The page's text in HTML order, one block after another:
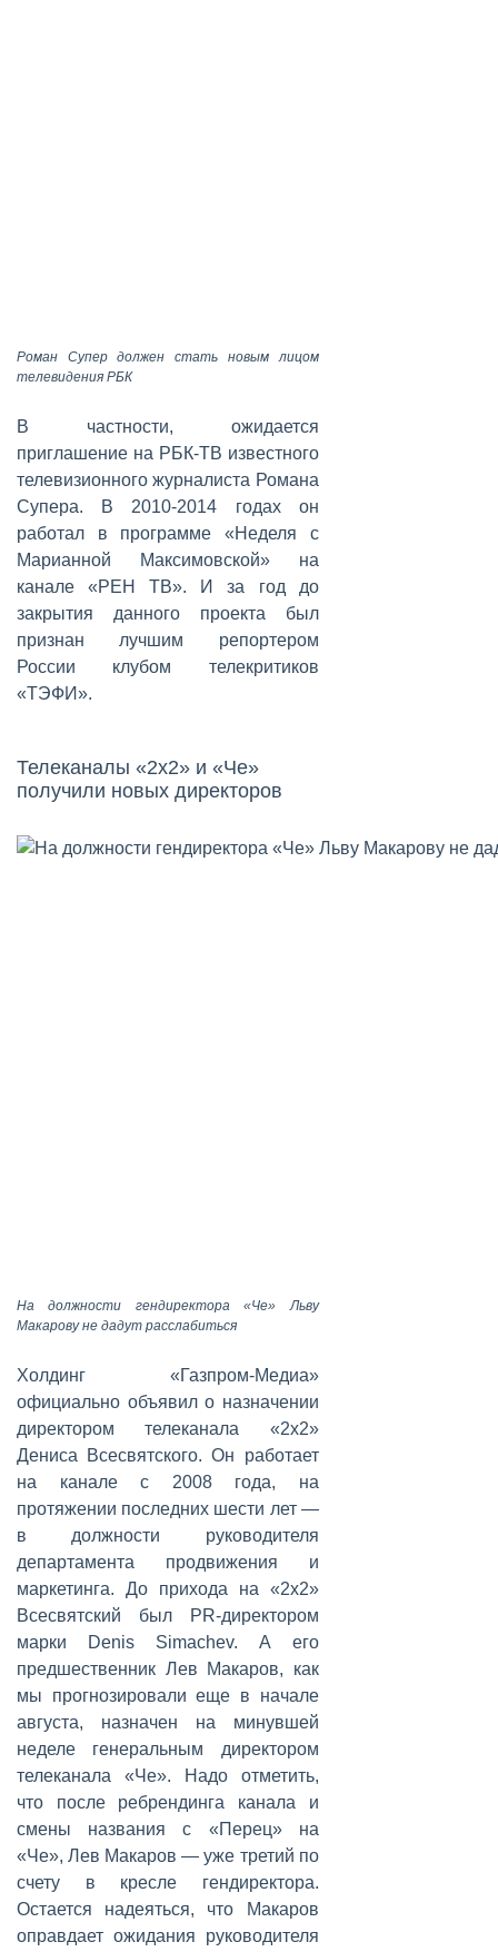
Роман Супер должен стать новым лицом
телевидения РБК
В частности, ожидается
приглашение на РБК-ТВ известного
телевизионного журналиста Романа
Супера. В 2010-2014 годах он
работал в программе «Неделя с
Марианной Максимовской» на
канале «РЕН ТВ». И за год до
закрытия данного проекта был
признан лучшим репортером
России клубом телекритиков
«ТЭФИ».
Телеканалы «2x2» и «Че»
получили новых директоров
На должности гендиректора «Че» Льву
Макарову не дадут расслабиться
Холдинг «Газпром-Медиа»
официально объявил о назначении
директором телеканала «2x2»
Дениса Всесвятского. Он работает
на канале с 2008 года, на
протяжении последних шести лет —
в должности руководителя
департамента продвижения и
маркетинга. До прихода на «2x2»
Всесвятский был PR-директором
марки Denis Simachev. А его
предшественник Лев Макаров, как
мы прогнозировали еще в начале
августа, назначен на минувшей
неделе генеральным директором
телеканала «Че». Надо отметить,
что после ребрендинга канала и
смены названия с «Перец» на
«Че», Лев Макаров — уже третий по
счету в кресле гендиректора.
Остается надеяться, что Макаров
оправдает ожидания руководителя